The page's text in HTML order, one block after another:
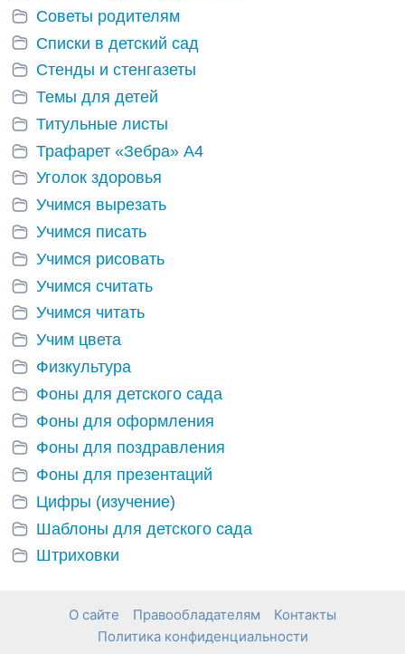
Советы родителям
Списки в детский сад
Стенды и стенгазеты
Темы для детей
Титульные листы
Трафарет «Зебра» А4
Уголок здоровья
Учимся вырезать
Учимся писать
Учимся рисовать
Учимся считать
Учимся читать
Учим цвета
Физкультура
Фоны для детского сада
Фоны для оформления
Фоны для поздравления
Фоны для презентаций
Цифры (изучение)
Шаблоны для детского сада
Штриховки
О сайте Правообладателям
Контакты
Политика конфиденциальности